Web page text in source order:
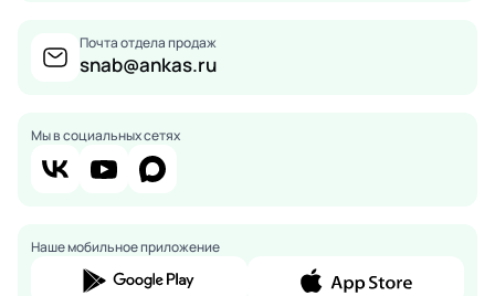
Почта отдела продаж
snab@ankas.ru
Мы в социальных сетях
Наше мобильное приложение